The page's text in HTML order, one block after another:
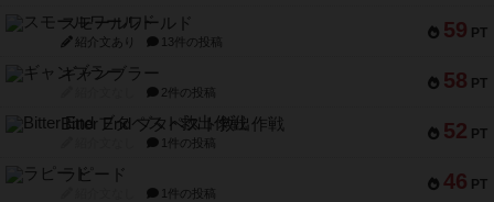
59 PT
スモールワールド
紹介文あり 13件の投稿
58 PT
ギャンブラー
2件の投稿
52 PT
Bitter End ブタペスト救出作戦
1件の投稿
46 PT
ラピード
1件の投稿